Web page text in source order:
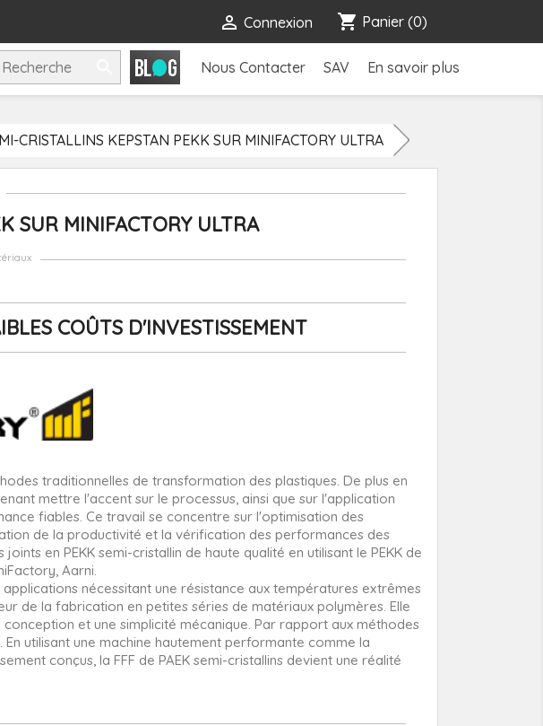
 Connexion shopping_cart Panier (0)
Nous Contacter SAV En savoir plus
CRISTALLINS KEPSTAN PEKK SUR MINIFACTORY ULTRA
SUR MINIFACTORY ULTRA
COÛTS D'INVESTISSEMENT
traditionnelles de transformation des plastiques. De plus en
mettre l'accent sur le processus, ainsi que sur l'application
fiables. Ce travail se concentre sur l'optimisation des
de la productivité et la vérification des performances des
en PEKK semi-cristallin de haute qualité en utilisant le PEKK de
Aarni.
nécessitant une résistance aux températures extrêmes
de la fabrication en petites séries de matériaux polymères. Elle
et une simplicité mécanique. Par rapport aux méthodes
utilisant une machine hautement performante comme la
conçus, la FFF de PAEK semi-cristallins devient une réalité